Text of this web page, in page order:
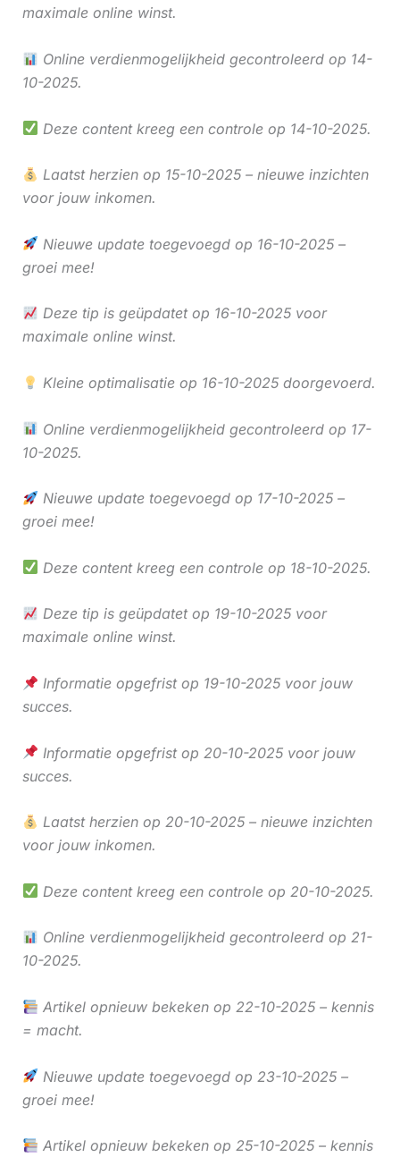
maximale online winst.
Online verdienmogelijkheid gecontroleerd op 14-
10-2025.
Deze content kreeg een controle op 14-10-2025.
Laatst herzien op 15-10-2025 – nieuwe inzichten
voor jouw inkomen.
Nieuwe update toegevoegd op 16-10-2025 –
groei mee!
Deze tip is geüpdatet op 16-10-2025 voor
maximale online winst.
Kleine optimalisatie op 16-10-2025 doorgevoerd.
Online verdienmogelijkheid gecontroleerd op 17-
10-2025.
Nieuwe update toegevoegd op 17-10-2025 –
groei mee!
Deze content kreeg een controle op 18-10-2025.
Deze tip is geüpdatet op 19-10-2025 voor
maximale online winst.
Informatie opgefrist op 19-10-2025 voor jouw
succes.
Informatie opgefrist op 20-10-2025 voor jouw
succes.
Laatst herzien op 20-10-2025 – nieuwe inzichten
voor jouw inkomen.
Deze content kreeg een controle op 20-10-2025.
Online verdienmogelijkheid gecontroleerd op 21-
10-2025.
Artikel opnieuw bekeken op 22-10-2025 – kennis
= macht.
Nieuwe update toegevoegd op 23-10-2025 –
groei mee!
Artikel opnieuw bekeken op 25-10-2025 – kennis